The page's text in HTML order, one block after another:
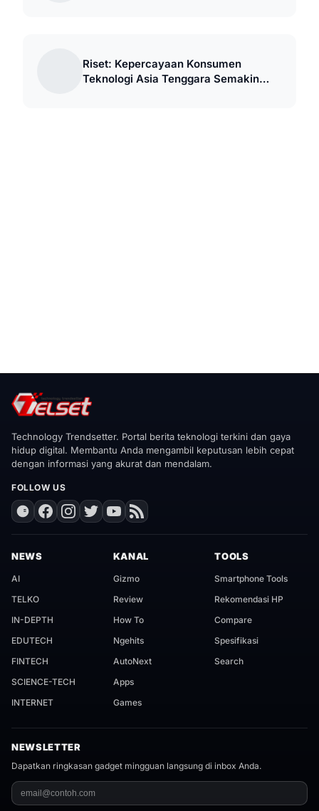
Riset: Kepercayaan Konsumen
Teknologi Asia Tenggara Semakin
Technology Trendsetter. Portal berita teknologi terkini dan gaya
hidup digital. Membantu Anda mengambil keputusan lebih cepat
dengan informasi yang akurat dan mendalam.
FOLLOW US
NEWS
AI
TELKO
IN-DEPTH
EDUTECH
FINTECH
SCIENCE-TECH
INTERNET
KANAL
Gizmo
Review
How To
Ngehits
AutoNext
Apps
Games
TOOLS
Smartphone Tools
Rekomendasi HP
Compare
Spesifikasi
Search
NEWSLETTER
Dapatkan ringkasan gadget mingguan langsung di inbox Anda.